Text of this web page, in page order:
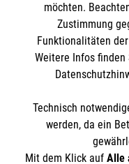
Cookies verwalten|
Barrierefreiheit |
möchten.
Zustimmung
Funktionalitäten
Weitere Infos finden
Technisch
werden, da ein
Mit dem Klick auf Alle